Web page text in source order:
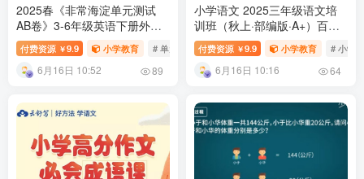
2025春《非常海淀单元测试
AB卷》3-6年级英语下册外研
三起点百度网盘下载
付费资源 ￥9.9 小学教育 # 单元测试AB卷
6月16日 10:52 89
小学语文 2025三年级语文培
训班（秋上·部编版·A+）百度
网盘下载
付费资源 ￥9.9 小学教育 # 小学
6月16日 10:16 64